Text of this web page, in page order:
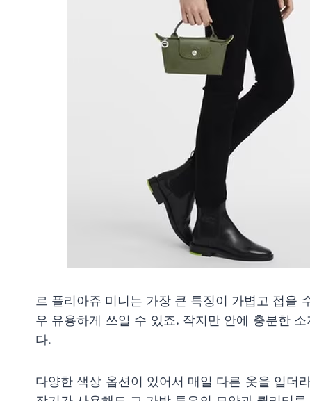
르 플리아쥬 미니는 가장 큰 특징이 가볍고 접을
우 유용하게 쓰일 수 있죠. 작지만 안에 충분한
다.
다양한 색상 옵션이 있어서 매일 다른 옷을 입더